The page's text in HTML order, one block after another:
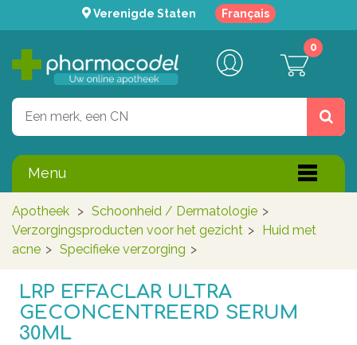
Verenigde Staten Français
0
Menu
Apotheek > Schoonheid / Dermatologie >
Verzorgingsproducten voor het gezicht > Huid met
acne > Specifieke verzorging >
LRP EFFACLAR ULTRA
GECONCENTREERD SERUM
30ML